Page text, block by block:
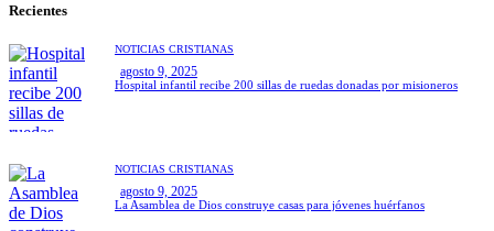
Recientes
NOTICIAS CRISTIANAS
agosto 9, 2025
Hospital infantil recibe 200 sillas de ruedas donadas por misioneros
NOTICIAS CRISTIANAS
agosto 9, 2025
La Asamblea de Dios construye casas para jóvenes huérfanos